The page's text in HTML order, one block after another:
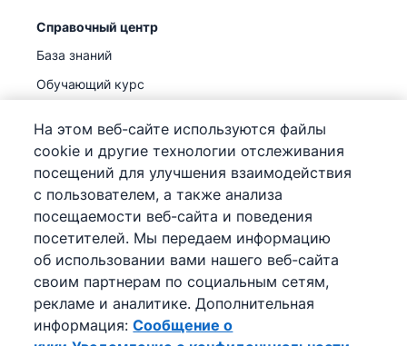
Справочный центр
База знаний
Обучающий курс
©2026Pipedrive
Pipedrive
Условия предоставления услуг
Pipedrive
Уведомление о конфиденциальности
Карта сайта
Сообщение о куки
Настройки файлов cookie
На этом веб-сайте используются файлы
cookie и другие технологии отслеживания
посещений для улучшения взаимодействия
с пользователем, а также анализа
посещаемости веб-сайта и поведения
посетителей. Мы передаем информацию
об использовании вами нашего веб-сайта
своим партнерам по социальным сетям,
рекламе и аналитике. Дополнительная
информация: Сообщение о